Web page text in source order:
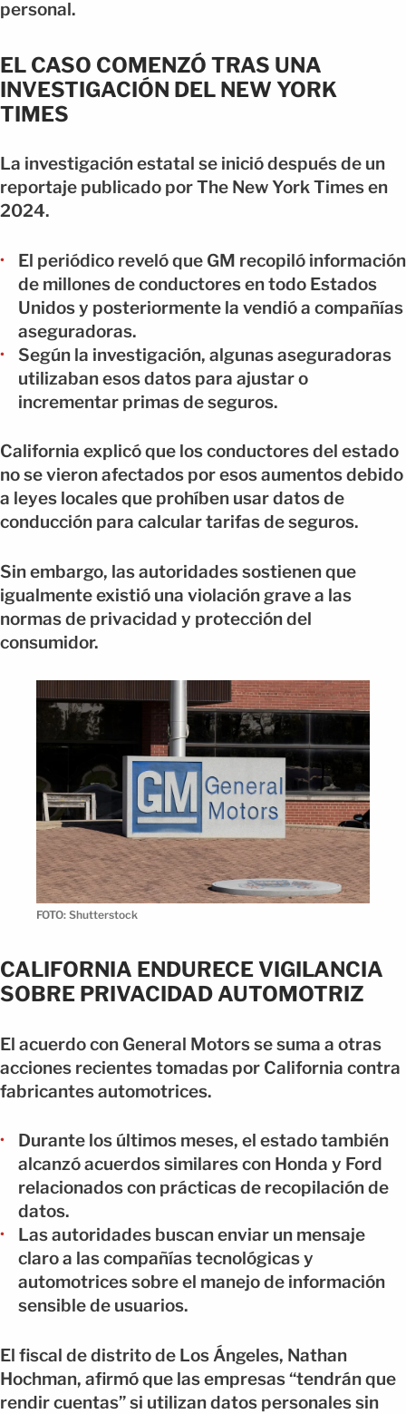
personal.
EL CASO COMENZÓ TRAS UNA
INVESTIGACIÓN DEL NEW YORK
TIMES
La investigación estatal se inició después de un
reportaje publicado por The New York Times en
2024.
El periódico reveló que GM recopiló información
de millones de conductores en todo Estados
Unidos y posteriormente la vendió a compañías
aseguradoras.
Según la investigación, algunas aseguradoras
utilizaban esos datos para ajustar o
incrementar primas de seguros.
California explicó que los conductores del estado
no se vieron afectados por esos aumentos debido
a leyes locales que prohíben usar datos de
conducción para calcular tarifas de seguros.
Sin embargo, las autoridades sostienen que
igualmente existió una violación grave a las
normas de privacidad y protección del
consumidor.
FOTO: Shutterstock
CALIFORNIA ENDURECE VIGILANCIA
SOBRE PRIVACIDAD AUTOMOTRIZ
El acuerdo con General Motors se suma a otras
acciones recientes tomadas por California contra
fabricantes automotrices.
Durante los últimos meses, el estado también
alcanzó acuerdos similares con Honda y Ford
relacionados con prácticas de recopilación de
datos.
Las autoridades buscan enviar un mensaje
claro a las compañías tecnológicas y
automotrices sobre el manejo de información
sensible de usuarios.
El fiscal de distrito de Los Ángeles, Nathan
Hochman, afirmó que las empresas “tendrán que
rendir cuentas” si utilizan datos personales sin